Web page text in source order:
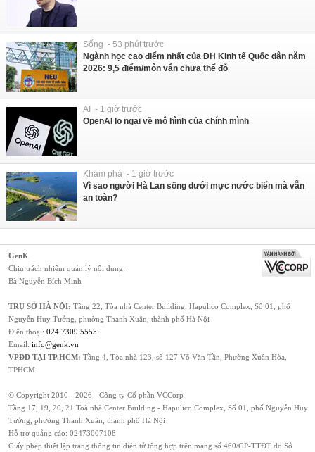
Sống - 53 phút trước
Ngành học cao điểm nhất của ĐH Kinh tế Quốc dân năm
2026: 9,5 điểm/môn vẫn chưa thể đỗ
AI - 1 giờ trước
OpenAI lo ngại về mô hình của chính mình
Khám phá - 1 giờ trước
Vì sao người Hà Lan sống dưới mực nước biển mà vẫn
an toàn?
GenK
Chịu trách nhiệm quản lý nội dung:
Bà Nguyễn Bích Minh
TRỤ SỞ HÀ NỘI: Tầng 22, Tòa nhà Center Building, Hapulico Complex, Số 01, phố
Nguyễn Huy Tưởng, phường Thanh Xuân, thành phố Hà Nội
Điện thoại: 024 7309 5555
Email: info@genk.vn
VPĐD TẠI TP.HCM: Tầng 4, Tòa nhà 123, số 127 Võ Văn Tần, Phường Xuân Hòa,
TPHCM
© Copyright 2010 - 2026 - Công ty Cổ phần VCCorp
Tầng 17, 19, 20, 21 Toà nhà Center Building - Hapulico Complex, Số 01, phố Nguyễn Huy
Tưởng, phường Thanh Xuân, thành phố Hà Nội
Hỗ trợ quảng cáo: 02473007108
Giấy phép thiết lập trang thông tin điện tử tổng hợp trên mạng số 460/GP-TTĐT do Sở